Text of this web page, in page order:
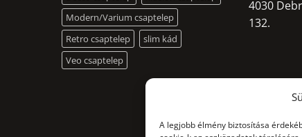
A legjobb élmény biztosítása
Modern/Varium csaptelep
Retro csaptelep
slim kád
Veo csaptelep
4030
132.